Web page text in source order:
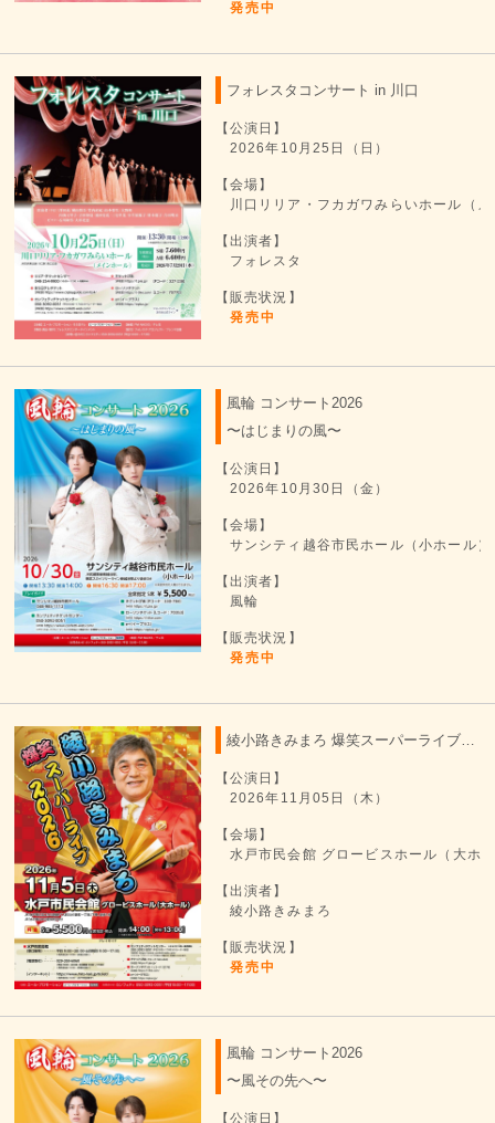
発売中
フォレスタコンサート in 川口
【公演日】
2026年10月25日（日）
【会場】
川口リリア・フカガワみらいホール（
【出演者】
フォレスタ
【販売状況】
発売中
風輪 コンサート2026
〜はじまりの風〜
【公演日】
2026年10月30日（金）
【会場】
サンシティ越谷市民ホール（小ホール）
【出演者】
風輪
【販売状況】
発売中
綾小路きみまろ 爆笑スーパーライブ 2026
【公演日】
2026年11月05日（木）
【会場】
水戸市民会館 グロービスホール（大ホ
【出演者】
綾小路きみまろ
【販売状況】
発売中
風輪 コンサート2026
〜風その先へ〜
【公演日】